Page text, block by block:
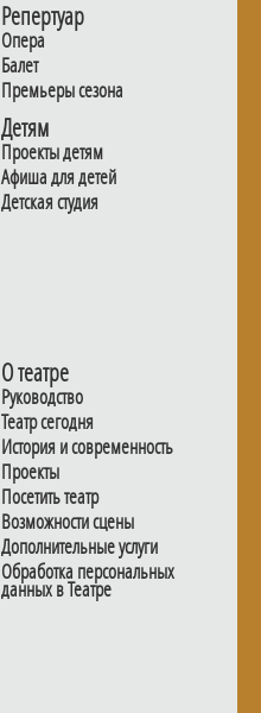
Репертуар
Опера
Балет
Премьеры сезона
Детям
Проекты детям
Афиша для детей
Детская студия
О театре
Руководство
Театр сегодня
История и современность
Проекты
Посетить театр
Возможности сцены
Дополнительные услуги
Обработка персональных
данных в Театре